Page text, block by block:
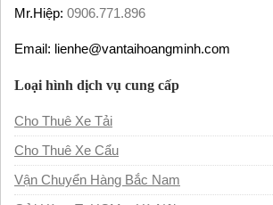
Mr.Hiệp: 0906.771.896
Email: lienhe@vantaihoangminh.com
Loại hình dịch vụ cung cấp
Cho Thuê Xe Tải
Cho Thuê Xe Cẩu
Vận Chuyển Hàng Bắc Nam